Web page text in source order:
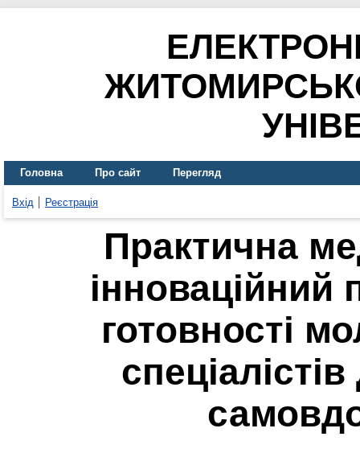
Головна Про сайт Перегляд
Вхід Реєстрація
Практична
інноваційний
готовності